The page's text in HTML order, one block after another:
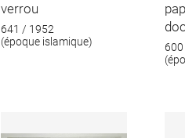
verrou
641 / 1952
(époque islamique)